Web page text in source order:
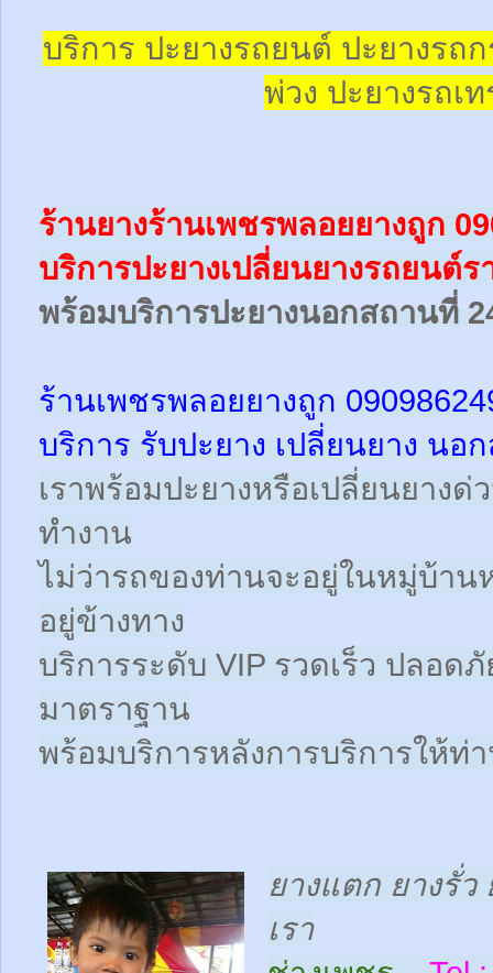
บริการ ปะยางรถยนต์ ปะยางรถ
พ่วง ปะยางรถเ
ร้านยางร้านเพชรพลอยยางถูก
บริการปะยางเปลี่ยนยางรถยนต์
พร้อมบริการปะยางนอกสถานที่
ร้านเพชรพลอยยางถูก
บริการ รับปะยาง เปลี่ยนยาง น
เราพร้อมปะยางหรือเปลี่ยนยาง
ทำงาน
ไม่ว่ารถของท่านจะอยู่ในหมู่บ้า
อยู่ข้างทาง
บริการระดับ VIP รวดเร็ว ปลอด
มาตราฐาน
พร้อมบริการหลังการบริการให้ท่
ยางแตก ยางรั่ว
เรา